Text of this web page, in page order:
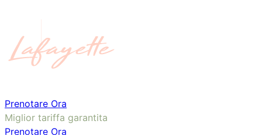
Prenotare Ora
Miglior tariffa garantita
Prenotare Ora